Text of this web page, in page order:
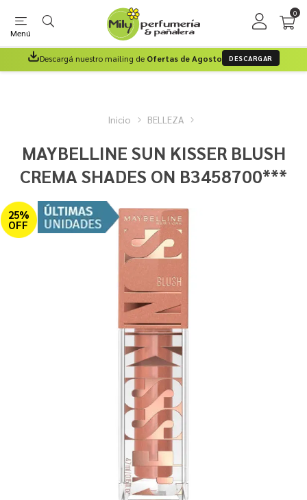
Menú
0
Descargá nuestro mailing de Ofertas de Agosto DESCARGAR
Inicio BELLEZA
MAYBELLINE SUN KISSER BLUSH
CREMA SHADES ON B3458700***
25%
OFF